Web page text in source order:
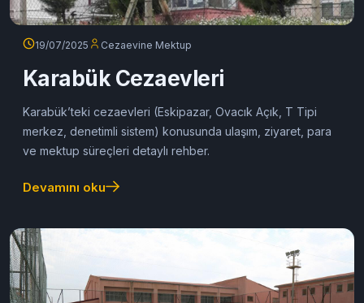
19/07/2025 Cezaevine Mektup
Karabük Cezaevleri
Karabük’teki cezaevleri (Eskipazar, Ovacık Açık, T Tipi
ve mektup süreçleri detaylı rehber.
Devamını oku